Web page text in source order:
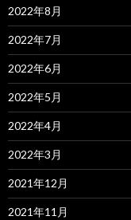
2022年8月
2022年7月
2022年6月
2022年5月
2022年4月
2022年3月
2021年12月
2021年11月